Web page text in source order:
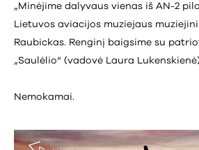
„Minėjime dalyvaus vienas iš AN-2
Lietuvos aviacijos muziejaus
Raubickas. Renginį baigsime su
„Saulėlio“ (vadovė Laura
Nemokamai.